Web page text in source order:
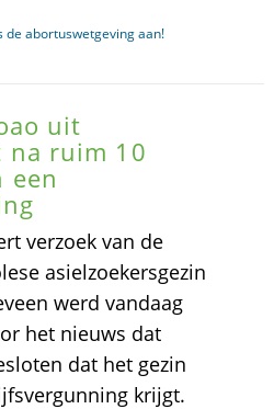
de abortuswetgeving aan!
uit
na ruim 10
een
verzoek van de
asielzoekersgezin
werd vandaag
het nieuws dat
dat het gezin
krijgt.